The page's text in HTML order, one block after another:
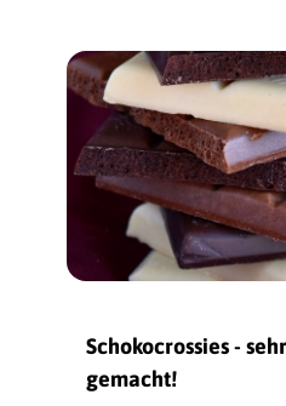
Schokocrossies -
gemacht!